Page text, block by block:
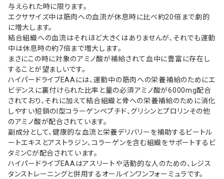
与えられた時に限ります。
エクササイズ中は筋肉への血流が休息時に比べ約20倍まで劇的
に増大します。
結合組織への血流はそれほど大きくはありませんが、それでも運動
中は休息時の約7倍まで増大します。
まさにこの時に対象のアミノ酸が補給されて血中に豊富に存在し
することが望ましいです。
ハイパードライブEAAには、運動中の筋肉への栄養補給のためにエ
ビデンスに裏付けられた比率と量の必須アミノ酸が6000mg配合
されており、それに加えて結合組織と骨への栄養補給のために消化
しやすい短鎖のI型コラーゲンペプチド、グリシンとプロリンその他
のアミノ酸が配合されています。
副成分として、健康的な血流と栄養デリバリーを補助するビートル
ートエキスとアストラジン、コラーゲンを含む組織をサポートするビ
タミンCが配合されています。
ハイパードライブEAAはアスリートや活動的な人のための、レジス
タンストレーニングと併用するオールインワンフォーミュラです。